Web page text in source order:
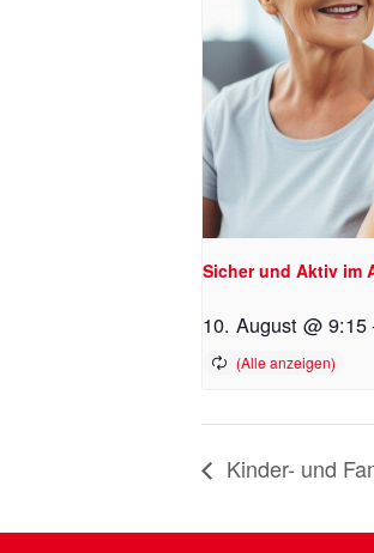
Sicher und Aktiv im
10. August @ 9:15
Kinder- und